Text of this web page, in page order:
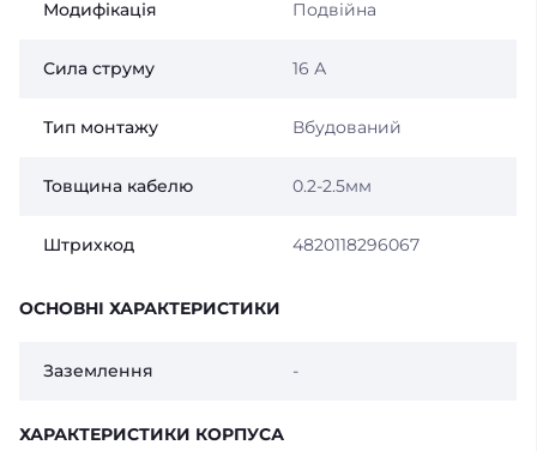
Модифікація Подвійна
Сила струму 16 А
Тип монтажу Вбудований
Товщина кабелю 0.2-2.5мм
Штрихкод 4820118296067
ОСНОВНІ ХАРАКТЕРИСТИКИ
Заземлення -
ХАРАКТЕРИСТИКИ КОРПУСА